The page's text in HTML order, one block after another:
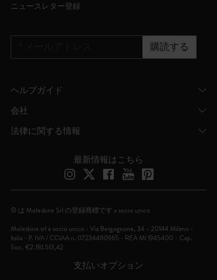
ニュースレター登録
購読する
ヘルプガイド
会社
法律に関する情報
最新情報はこちら
支払いオプション
© は Moleskine Srl の登録商標です a socio unico
Moleskine srl a socio unico - Via Bergognone, 34 – 20144 Milano -
Italia - P. IVA / CCIAA n. 07234480965 - REA MI 1945400 - Cap.
Soc. €2.181.513,42